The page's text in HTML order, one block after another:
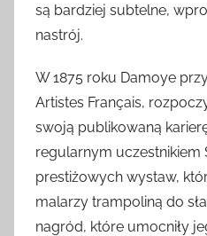
są bardziej subtelne,
nastrój.
W 1875 roku Damoye
Artistes Français,
swoją publikowaną
regularnym uczestnikiem
prestiżowych wystaw,
malarzy trampoliną do
nagród, które umocniły